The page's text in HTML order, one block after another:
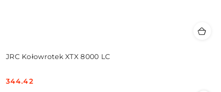
JRC Kołowrotek XTX 8000 LC
Cena:
344.42